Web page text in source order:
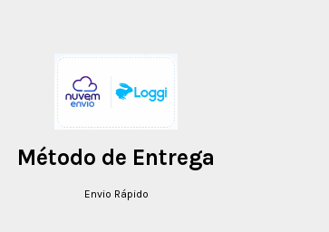
Método de Entrega
Envio Rápido